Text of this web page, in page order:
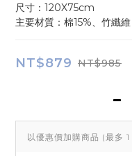
尺寸：120X75cm
主要材質：棉15%、竹纖
NT$879 NT$985
以優惠價加購商品 (最多 1